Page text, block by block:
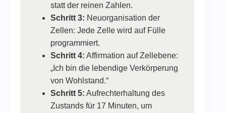
statt der reinen Zahlen.
Schritt 3: Neuorganisation der
Zellen: Jede Zelle wird auf Fülle
programmiert.
Schritt 4: Affirmation auf Zellebene:
„Ich bin die lebendige Verkörperung
von Wohlstand.“
Schritt 5: Aufrechterhaltung des
Zustands für 17 Minuten, um